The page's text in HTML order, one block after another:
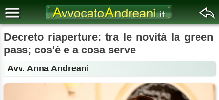
Decreto riaperture: tra le novità la green
pass; cos'è e a cosa serve
Avv. Anna Andreani